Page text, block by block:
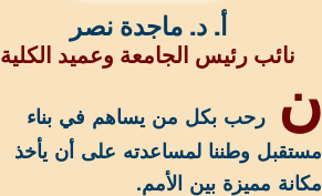
أ. د. ماجدة نصر
نائب رئيس الجامعة وعميد الكلية
ن
رحب بكل من يساهم في بناء
مستقبل وطننا لمساعدته على أن يأخذ
مكانة مميزة بين الأمم.